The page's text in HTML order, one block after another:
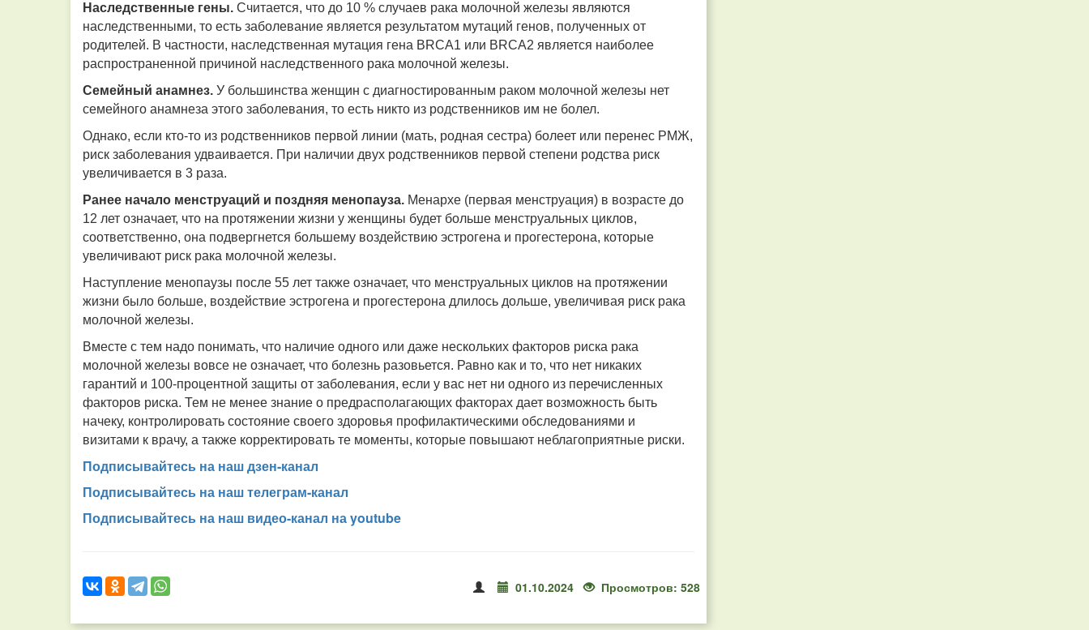
Наследственные гены. Считается, что до 10 % случаев рака молочной железы являются
наследственными, то есть заболевание является результатом мутаций генов, полученных от
родителей. В частности, наследственная мутация гена BRCA1 или BRCA2 является наиболее
распространенной причиной наследственного рака молочной железы.
Семейный анамнез. У большинства женщин с диагностированным раком молочной железы нет
семейного анамнеза этого заболевания, то есть никто из родственников им не болел.
Однако, если кто-то из родственников первой линии (мать, родная сестра) болеет или перенес РМЖ,
риск заболевания удваивается. При наличии двух родственников первой степени родства риск
увеличивается в 3 раза.
Ранее начало менструаций и поздняя менопауза. Менархе (первая менструация) в возрасте до
12 лет означает, что на протяжении жизни у женщины будет больше менструальных циклов,
соответственно, она подвергнется большему воздействию эстрогена и прогестерона, которые
увеличивают риск рака молочной железы.
Наступление менопаузы после 55 лет также означает, что менструальных циклов на протяжении
жизни было больше, воздействие эстрогена и прогестерона длилось дольше, увеличивая риск рака
молочной железы.
Вместе с тем надо понимать, что наличие одного или даже нескольких факторов риска рака
молочной железы вовсе не означает, что болезнь разовьется. Равно как и то, что нет никаких
гарантий и 100-процентной защиты от заболевания, если у вас нет ни одного из перечисленных
факторов риска. Тем не менее знание о предрасполагающих факторах дает возможность быть
начеку, контролировать состояние своего здоровья профилактическими обследованиями и
визитами к врачу, а также корректировать те моменты, которые повышают неблагоприятные риски.
Подписывайтесь на наш дзен-канал
Подписывайтесь на наш телеграм-канал
Подписывайтесь на наш видео-канал на youtube
01.10.2024 Просмотров: 528